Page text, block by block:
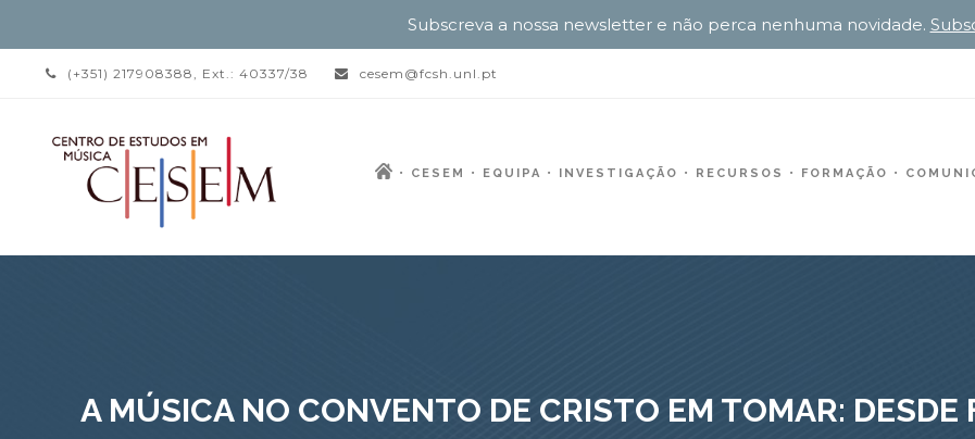
(+351) 217908388, Ext.: 40337/38 cesem@fcsh.unl.pt
CESEM EQUIPA INVESTIGAÇÃO RECURSOS FORMAÇÃO
A MÚSICA NO CONVENTO DE CRISTO EM TOMAR: DESDE
Subscreva a nossa newsletter e não perca nenhuma novidade.